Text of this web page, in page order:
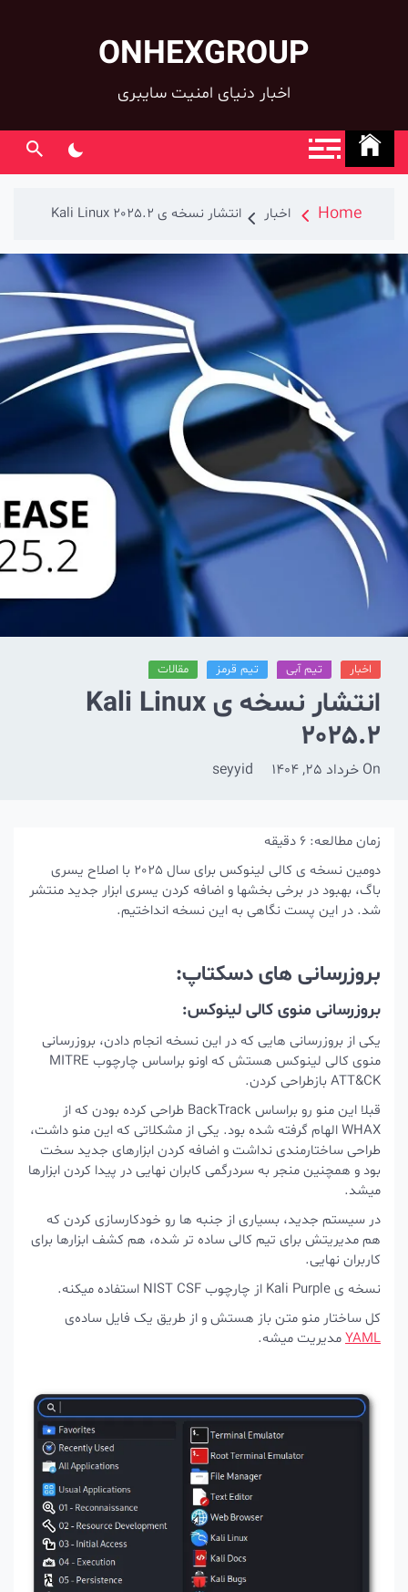
ONHEXGROUP
اخبار دنیای امنیت سایبری
Home اخبار انتشار نسخه ی Kali Linux 2025.2
تیم آبی تیم قرمز مقالات
انتشار نسخه ی Kali Linux
2025.2
خرداد 25, 1404 seyyid
زمان مطالعه:6دقیقه
دومین نسخه ی کالی لینوکس برای سال 2025 با اصلاح یسری
باگ، بهبود در برخی بخشها و اضافه کردن یسری ابزار جدید منتشر
شد. در این پست نگاهی به این نسخه انداختیم.
بروزرسانی های دسکتاپ:
بروزرسانی منوی کالی لینوکس:
یکی از بروزرسانی هایی که در این نسخه انجام دادن، بروزرسانی
منوی کالی لینوکس هستش که اونو براساس چارچوب MITRE
ATT&CK بازطراحی کردن.
قبلا این منو رو براساس BackTrack طراحی کرده بودن که از
WHAX الهام گرفته شده بود. یکی از مشکلاتی که این منو داشت،
طراحی ساختارمندی نداشت و اضافه کردن ابزارهای جدید سخت
بود و همچنین منجر به سردرگمی کابران نهایی در پیدا کردن ابزارها
میشد.
در سیستم جدید، بسیاری از جنبه ها رو خودکارسازی کردن که
هم مدیریتش برای تیم کالی ساده تر شده، هم کشف ابزارها برای
کاربران نهایی.
نسخه ی Kali Purple از چارچوب NIST CSF استفاده میکنه.
کل ساختار منو متن باز هستش و از طریق یک فایل ساده‌ی
YAMLمدیریت میشه.